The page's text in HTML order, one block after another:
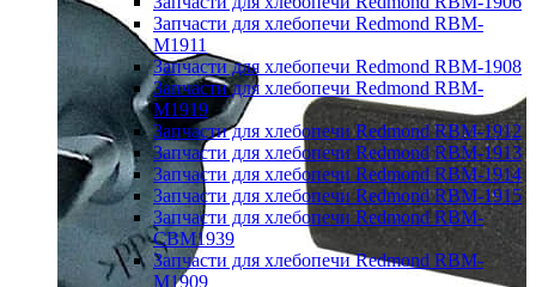
Запчасти для хлебопечи Redmond RBM-
M1911
Запчасти для хлебопечи Redmond RBM-1908
Запчасти для хлебопечи Redmond RBM-
M1919
Запчасти для хлебопечи Redmond RBM-1912
Запчасти для хлебопечи Redmond RBM-1913
Запчасти для хлебопечи Redmond RBM-1914
Запчасти для хлебопечи Redmond RBM-1915
Запчасти для хлебопечи Redmond RBM-
CBM1939
Запчасти для хлебопечи Redmond RBM-
M1909